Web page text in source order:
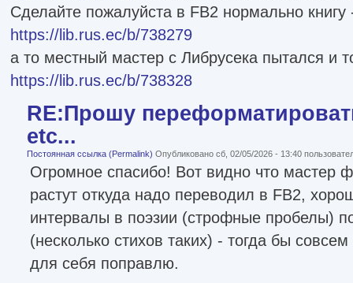
Сделайте пожалуйста в FB2 нормально книгу
https://lib.rus.ec/b/738279
а то местный мастер с Либрусека пытался и
https://lib.rus.ec/b/738328
RE:Прошу
etc...
Постоянная ссылка (Permalink) Опубликовано сб, 02/05/2026 - 13:40
Огромное спасибо! Вот видно что мастер
растут откуда надо переводил в FB2,
интервалы в поэзии (строфные пробелы)
(несколько стихов таких) - тогда бы
для себя поправлю.